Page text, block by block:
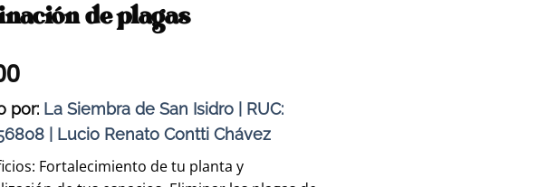
de plagas
por: La Siembra de San Isidro | RUC:
| Lucio Renato Contti Chávez
Fortalecimiento de tu planta y